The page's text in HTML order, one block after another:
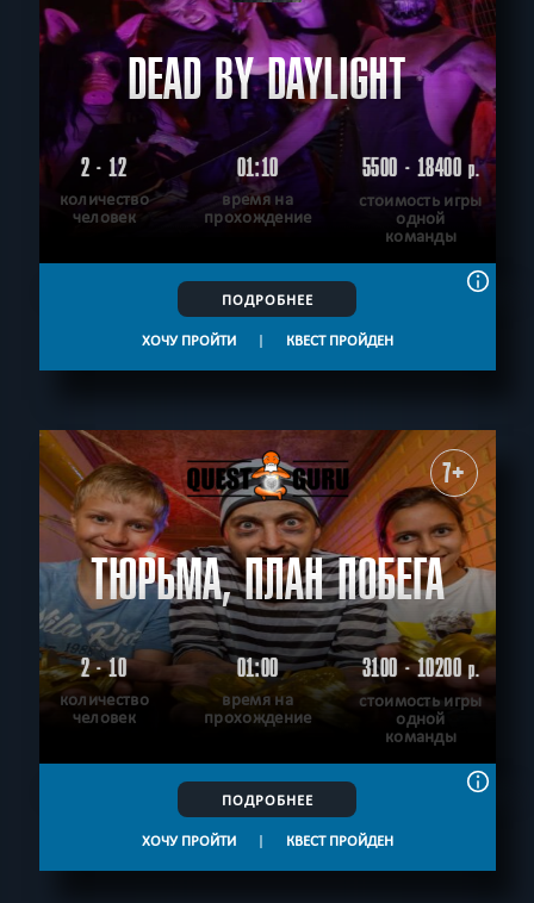
DEAD BY DAYLIGHT
2 - 12
количество
человек
01:10
время на
прохождение
5500 - 18400р.
стоимость игры
одной
команды
ПОДРОБНЕЕ
ХОЧУ ПРОЙТИ | КВЕСТ ПРОЙДЕН
7+
ТЮРЬМА, ПЛАН ПОБЕГА
2 - 10
количество
человек
01:00
время на
прохождение
3100 - 10200р.
стоимость игры
одной
команды
ПОДРОБНЕЕ
ХОЧУ ПРОЙТИ | КВЕСТ ПРОЙДЕН